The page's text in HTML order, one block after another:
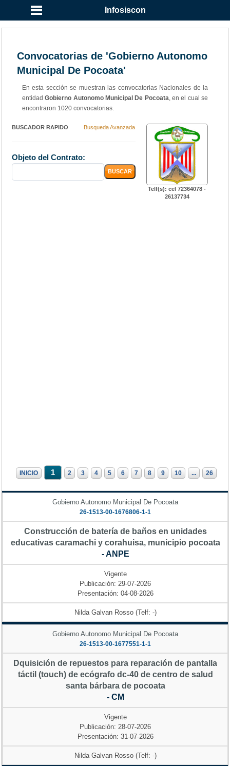
Infosiscon
Convocatorias de 'Gobierno Autonomo
Municipal De Pocoata'
En esta sección se muestran las convocatorias Nacionales de la
entidadGobierno Autonomo Municipal De Pocoata, en el cual se
encontraron 1020 convocatorias.
BUSCADOR RAPIDO Busqueda Avanzada
Objeto del Contrato:
Telf(s): cel 72364078 -
26137734
INICIO 1 2 3 4 5 6 7 8 9 10 ... 26
Gobierno Autonomo Municipal De Pocoata
26-1513-00-1676806-1-1
Construcción de batería de baños en unidades
educativas caramachi y corahuisa, municipio pocoata
- ANPE
Vigente
Publicación: 29-07-2026
Presentación: 04-08-2026
Nilda Galvan Rosso (Telf: -)
Gobierno Autonomo Municipal De Pocoata
26-1513-00-1677551-1-1
Dquisición de repuestos para reparación de pantalla
táctil (touch) de ecógrafo dc-40 de centro de salud
santa bárbara de pocoata
- CM
Vigente
Publicación: 28-07-2026
Presentación: 31-07-2026
Nilda Galvan Rosso (Telf: -)